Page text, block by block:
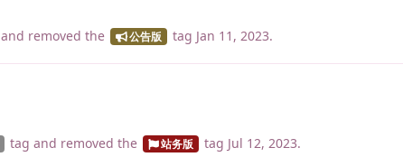
and removed the 公告版 tag Jan 11, 2023.
tag and removed the 站务版 tag Jul 12, 2023.